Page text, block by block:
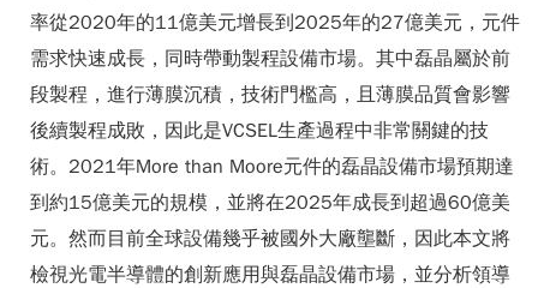
率從2020年的11億美元增長到2025年的27億美元，元件
需求快速成長，同時帶動製程設備市場。其中磊晶屬於前
段製程，進行薄膜沉積，技術門檻高，且薄膜品質會影響
後續製程成敗，因此是VCSEL生產過程中非常關鍵的技
術。2021年More than Moore元件的磊晶設備市場預期達
到約15億美元的規模，並將在2025年成長到超過60億美
元。然而目前全球設備幾乎被國外大廠壟斷，因此本文將
檢視光電半導體的創新應用與磊晶設備市場，並分析領導